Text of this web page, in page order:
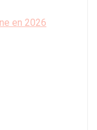
en 2026